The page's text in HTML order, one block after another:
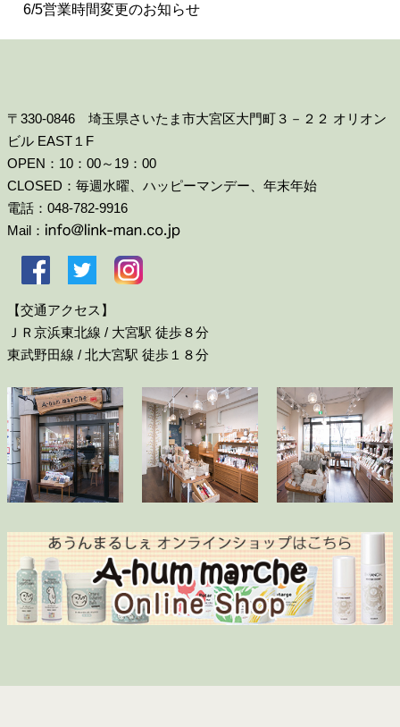
6/5営業時間変更のお知らせ
〒330-0846 埼玉県さいたま市大宮区大門町３－２２ オリオン
ビル EAST１F
OPEN：10：00～19：00
CLOSED：毎週水曜、ハッピーマンデー、年末年始
電話：048-782-9916
Mail：
【交通アクセス】
ＪＲ京浜東北線 / 大宮駅 徒歩８分
東武野田線 / 北大宮駅 徒歩１８分